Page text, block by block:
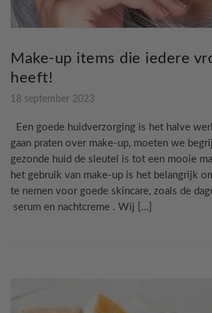
Make-up items die iedere
heeft!
18 september 2023
Een goede huidverzorging is het halve
gaan praten over make-up, moeten we
gezonde huid de sleutel is tot een mooie
het gebruik van make-up is het belangrijk
te nemen voor goede skincare, zoals de
serum en nachtcreme . Wij […]